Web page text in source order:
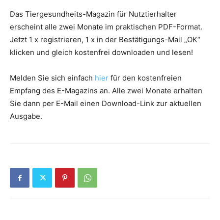
Das Tiergesundheits-Magazin für Nutztierhalter
erscheint alle zwei Monate im praktischen PDF-Format.
Jetzt 1 x registrieren, 1 x in der Bestätigungs-Mail „OK“
klicken und gleich kostenfrei downloaden und lesen!
Melden Sie sich einfach hier für den kostenfreien
Empfang des E-Magazins an. Alle zwei Monate erhalten
Sie dann per E-Mail einen Download-Link zur aktuellen
Ausgabe.